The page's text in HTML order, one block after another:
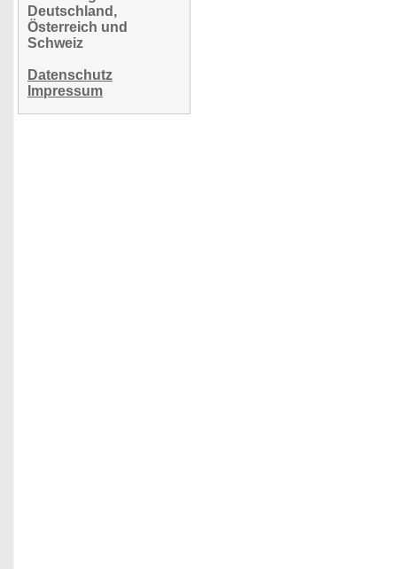
Deutschland,
Österreich und
Schweiz
Datenschutz
Impressum